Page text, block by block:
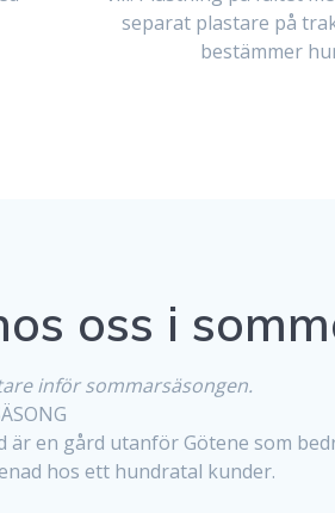
separat plastare på
bestämmer
oss i
inför sommarsäsongen.
är en gård utanför Götene som
hos ett hundratal kunder.